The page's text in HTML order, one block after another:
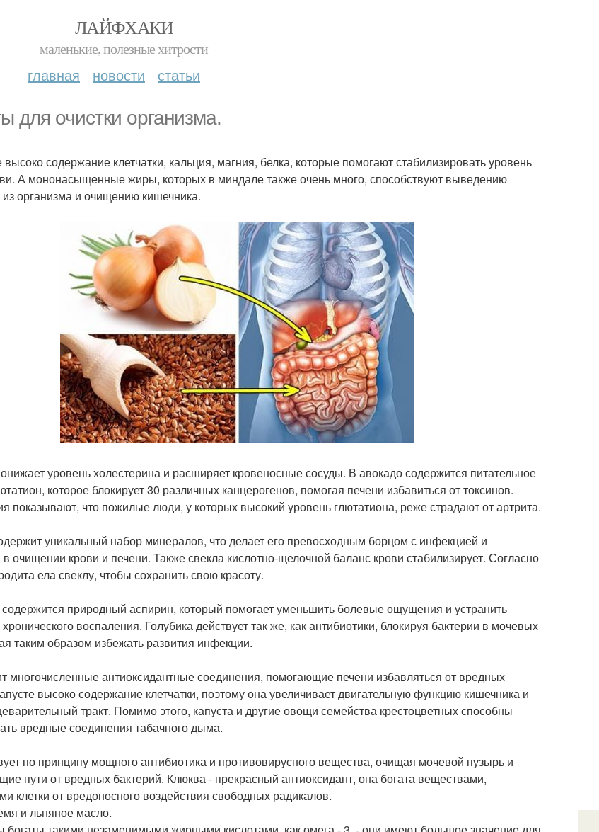
ЛАЙФХАКИ
маленькие, полезные хитрости
главная новости статьи
для очистки организма.
содержание клетчатки, кальция, магния, белка, которые помогают стабилизировать уровень
А мононасыщенные жиры, которых в миндале также очень много, способствуют выведению
организма и очищению кишечника.
уровень холестерина и расширяет кровеносные сосуды. В авокадо содержится питательное
которое блокирует 30 различных канцерогенов, помогая печени избавиться от токсинов.
показывают, что пожилые люди, у которых высокий уровень глютатиона, реже страдают от артрита.
уникальный набор минералов, что делает его превосходным борцом с инфекцией и
очищении крови и печени. Также свекла кислотно-щелочной баланс крови стабилизирует. Согласно
ела свеклу, чтобы сохранить свою красоту.
содержится природный аспирин, который помогает уменьшить болевые ощущения и устранить
воспаления. Голубика действует так же, как антибиотики, блокируя бактерии в мочевых
таким образом избежать развития инфекции.
многочисленные антиоксидантные соединения, помогающие печени избавляться от вредных
высоко содержание клетчатки, поэтому она увеличивает двигательную функцию кишечника и
тракт. Помимо этого, капуста и другие овощи семейства крестоцветных способны
вредные соединения табачного дыма.
по принципу мощного антибиотика и противовирусного вещества, очищая мочевой пузырь и
пути от вредных бактерий. Клюква - прекрасный антиоксидант, она богата веществами,
клетки от вредоносного воздействия свободных радикалов.
и льняное масло.